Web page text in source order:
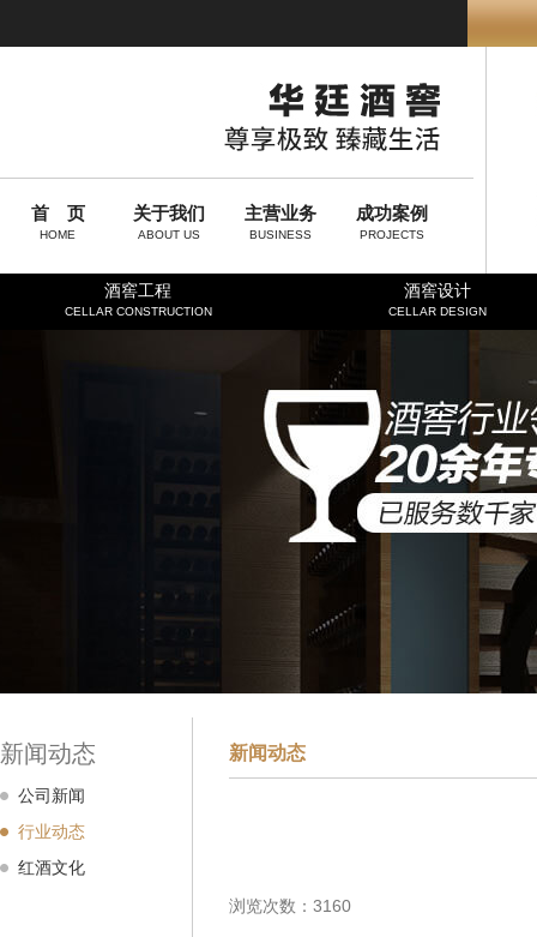
首 页
HOME
关于我们
ABOUT US
主营业务
BUSINESS
成功案例
PROJECTS
酒窖工程
CELLAR CONSTRUCTION
酒窖设计
CELLAR DESIGN
新闻动态
公司新闻
行业动态
红酒文化
新闻动态
浏览次数：3160